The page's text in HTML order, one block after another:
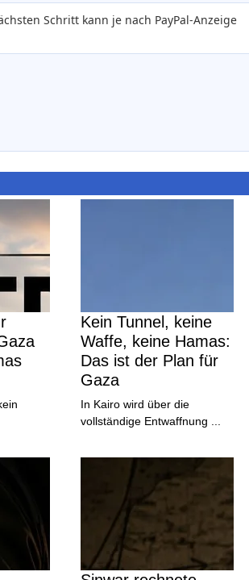
Schritt kann je nach PayPal-Anzeige
Kein Tunnel, keine
Waffe, keine Hamas:
Das ist der Plan für
Gaza
In Kairo wird über die
vollständige Entwaffnung ...